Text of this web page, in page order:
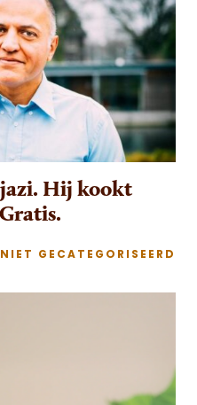
Hij kookt
NIET GECATEGORISEERD